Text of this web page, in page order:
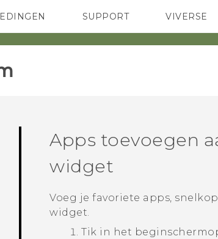
TELEFOONS ACCESSOIRES
Club SUPPORT
HTC-apparaten & -accessoiresVIVERSE
Apps toevoegen
widget
Voeg je favoriete apps,
widget.
Tik in het beginscherm